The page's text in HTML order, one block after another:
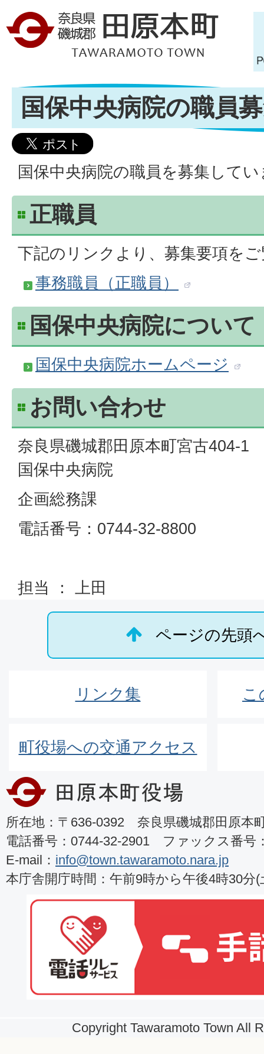
国保中央病院の職員
国保中央病院の職員を募集して
正職員
下記のリンクより、募集要項を
事務職員（正職員）
国保中央病院について
国保中央病院ホームページ
お問い合わせ
奈良県磯城郡田原本町宮古404-1
国保中央病院
企画総務課
電話番号：0744-32-8800
担当 ： 上田
ページの先頭
リンク集 こ
町役場への交通アクセス
所在地：〒636-0392 奈良県磯城郡田原本
電話番号：0744-32-2901 ファックス番号
E-mail： info@town.tawaramoto.nara.jp
本庁舎開庁時間：午前9時から午後4時30分
Copyright Tawaramoto Town All